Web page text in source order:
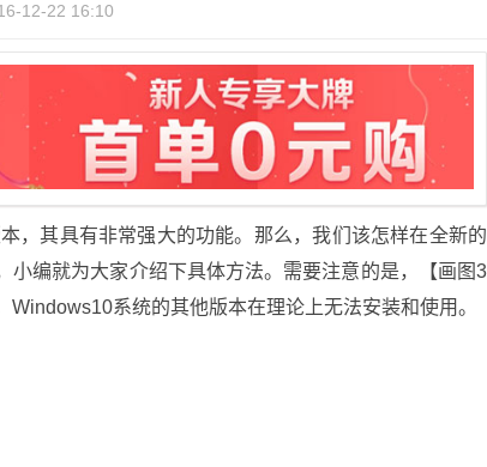
12-22 16:10
，其具有非常强大的功能。那么，我们该怎样在全新的
编就为大家介绍下具体方法。需要注意的是，【画图3
系统的其他版本在理论上无法安装和使用。